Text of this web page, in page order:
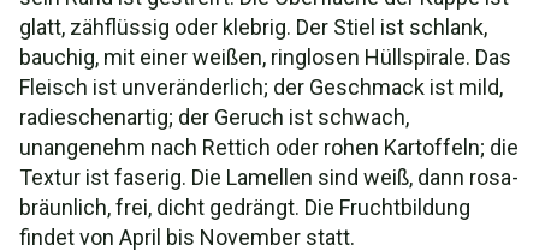
glatt, zähflüssig oder klebrig. Der Stiel ist schlank,
bauchig, mit einer weißen, ringlosen Hüllspirale. Das
Fleisch ist unveränderlich; der Geschmack ist mild,
radieschenartig; der Geruch ist schwach,
unangenehm nach Rettich oder rohen Kartoffeln; die
Textur ist faserig. Die Lamellen sind weiß, dann rosa-
bräunlich, frei, dicht gedrängt. Die Fruchtbildung
findet von April bis November statt.